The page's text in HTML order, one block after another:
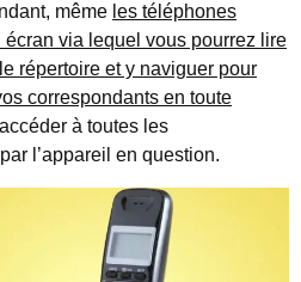
même les téléphones
via lequel vous pourrez lire
répertoire et y naviguer pour
correspondants en toute
à toutes les
l’appareil en question.